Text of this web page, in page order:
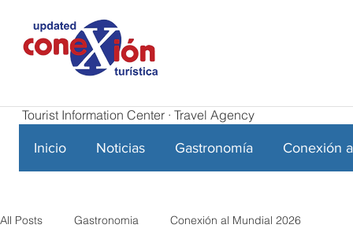
Tourist Information Center · Travel Agency
Inicio Noticias Gastronomía Conexión
All Posts Gastronomia Conexión al Mundial 2026